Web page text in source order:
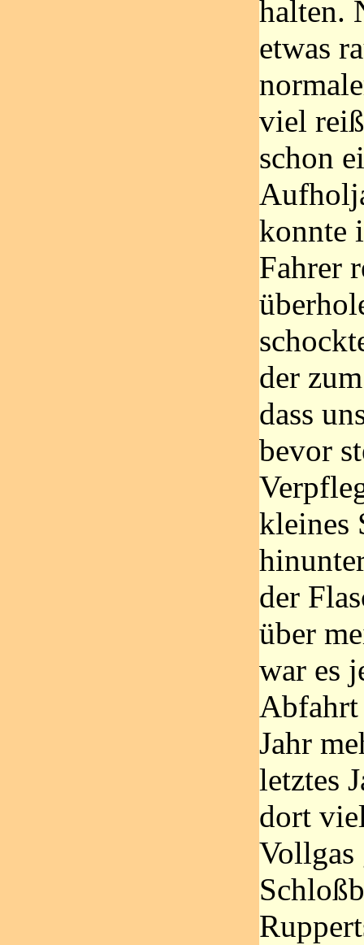
halten.
etwas
viel
schon
konnte
Fahrer
der
dass
bevor
kleines
der
über
war es
Abfahrt
Jahr
letztes
dort
Vollgas